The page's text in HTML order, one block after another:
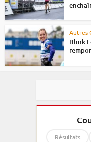
Autres
Blink
Résultats